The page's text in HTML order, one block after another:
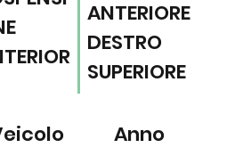
ANTERIORE
DESTRO
SUPERIORE
Anno